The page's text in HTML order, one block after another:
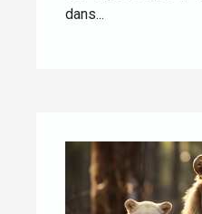
dans...